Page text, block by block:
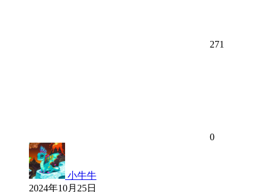
271
0
小牛牛
2024年10月25日